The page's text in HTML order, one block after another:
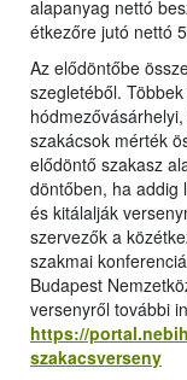
alapanyag nettó
étkezőre jutó nettó
Az elődöntőbe
szegletéből.
szakácsok mérték
elődöntő szakasz
döntőben, ha addig
és kitálalják
szervezők a
szakmai
Budapest
versenyről további
https://
szakacsverseny